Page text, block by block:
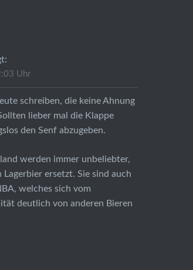
Uhr
schreiben, die keine Ahnung
lieber mal die Klappe
den Senf abzugeben.
werden immer unbeliebter,
ersetzt. Sie sind auch
welches sich vom
deutlich von anderen Bieren